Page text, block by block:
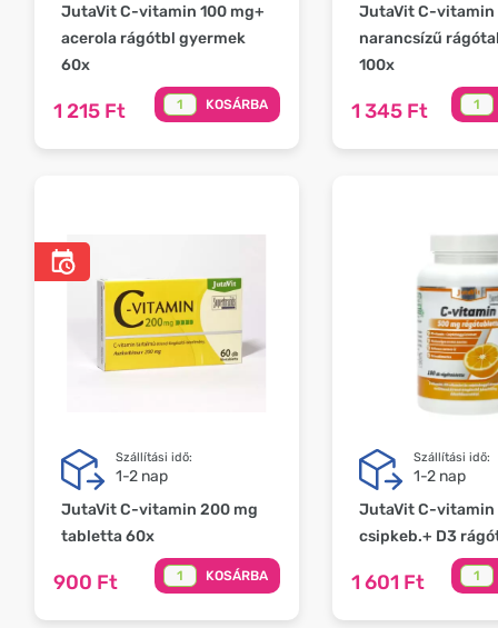
JutaVit C-vitamin 100 mg+
acerola rágótbl gyermek
60x
1 215 Ft KOSÁRBA
JutaVit C-vitamin
narancsízű
100x
1 345 Ft
Szállítási idő:
1-2 nap
JutaVit C-vitamin 200 mg
tabletta 60x
900 Ft KOSÁRBA
Szállítási idő:
1-2 nap
JutaVit C-vitamin
csipkeb.+ D3
1 601 Ft